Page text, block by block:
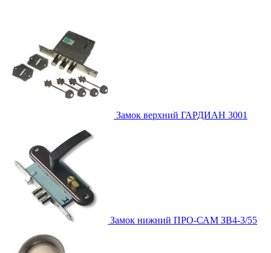
Замок верхний ГАРДИАН 3001
Замок нижний ПРО-САМ ЗВ4-3/55